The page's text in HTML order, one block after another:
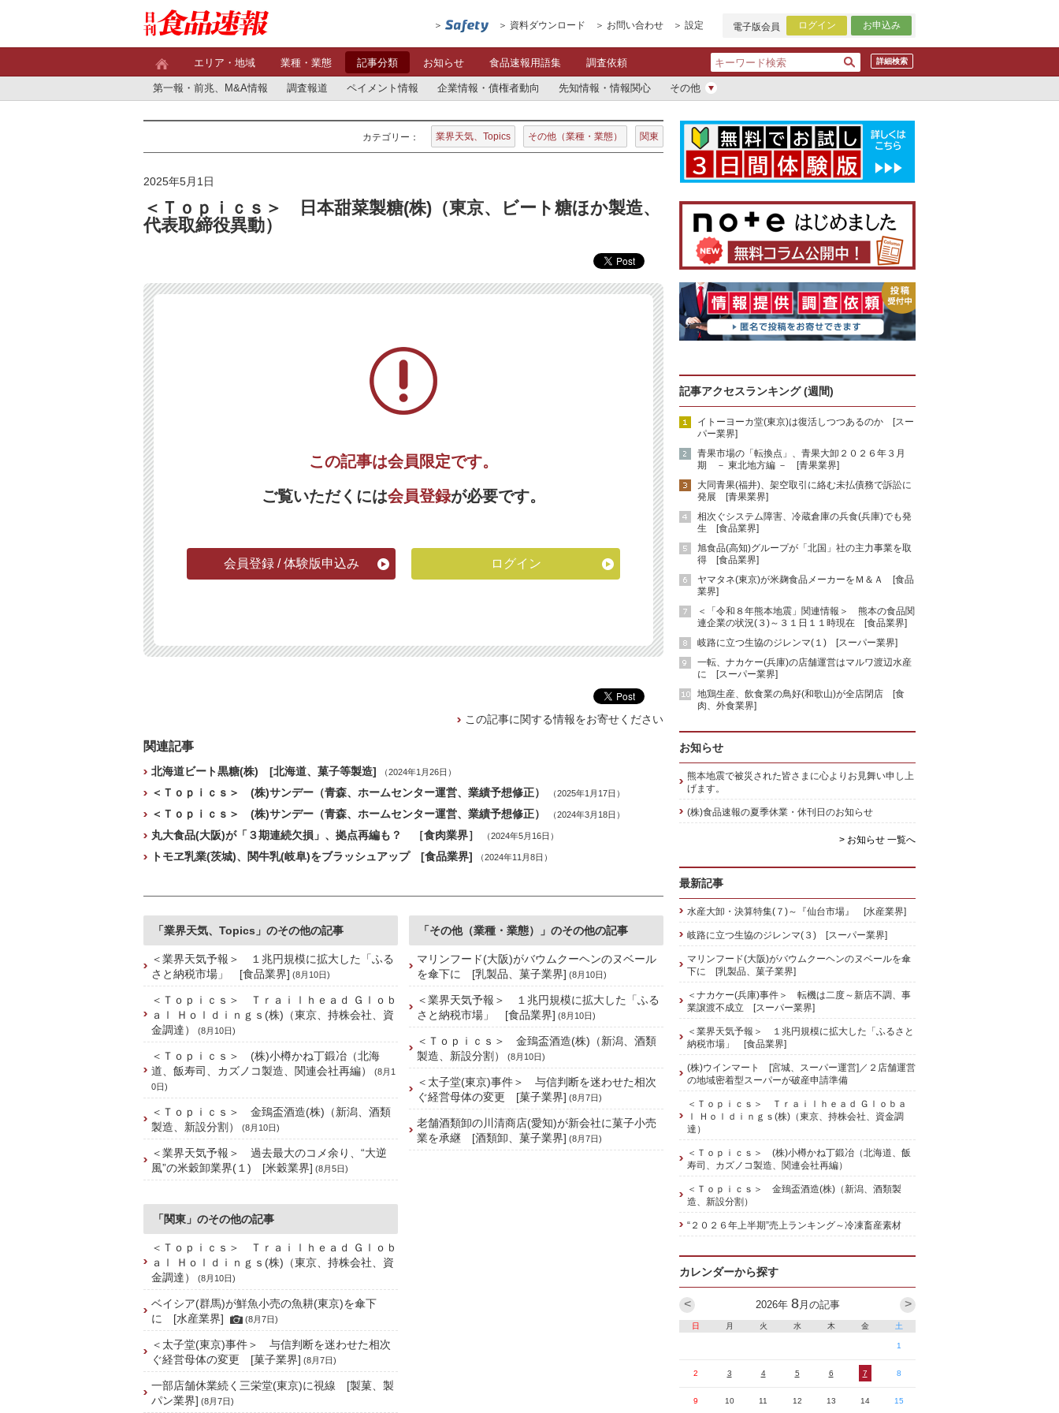
資料ダウンロード お問い合わせ 設定 電子版会員 ログイン お申込み
詳細検索
エリア・地域 業種・業態 記事分類 お知らせ 食品速報用語集 調査依頼
第一報・前兆、M&A情報 調査報道 ペイメント情報 企業情報・債権者動向 先知情報・情報関心 その他
カテゴリー： 業界天気、Topics その他（業種・業態） 関東
2025年5月1日
＜Ｔｏｐｉｃｓ＞ 日本甜菜製糖(株)（東京、ビート糖ほか製造、
代表取締役異動）
この記事は会員限定です。
ご覧いただくには会員登録が必要です。
会員登録 / 体験版申込み ログイン
この記事に関する情報をお寄せください
関連記事
北海道ビート黒糖(株) [北海道、菓子等製造] （2024年1月26日）
＜Ｔｏｐｉｃｓ＞ (株)サンデー（青森、ホームセンター運営、業績予想修正） （2025年1月17日）
＜Ｔｏｐｉｃｓ＞ (株)サンデー（青森、ホームセンター運営、業績予想修正） （2024年3月18日）
丸大食品(大阪)が「３期連続欠損」、拠点再編も？ ［食肉業界］ （2024年5月16日）
トモヱ乳業(茨城)、関牛乳(岐阜)をブラッシュアップ [食品業界] （2024年11月8日）
「業界天気、Topics」のその他の記事
＜業界天気予報＞ １兆円規模に拡大した「ふる
さと納税市場」 [食品業界] (8月10日)
＜Ｔｏｐｉｃｓ＞ Ｔｒａｉｌｈｅａｄ Ｇｌｏｂ
ａｌ Ｈｏｌｄｉｎｇｓ(株)（東京、持株会社、資
金調達）
(8月10日)
＜Ｔｏｐｉｃｓ＞ (株)小樽かね丁鍛冶（北海
道、飯寿司、カズノコ製造、関連会社再編）
(8月1
0日)
＜Ｔｏｐｉｃｓ＞ 金鵄盃酒造(株)（新潟、酒類
製造、新設分割）
(8月10日)
＜業界天気予報＞ 過去最大のコメ余り、“大逆
風”の米穀卸業界(１) [米穀業界] (8月5日)
「その他（業種・業態）」のその他の記事
マリンフード(大阪)がバウムクーヘンのヌベール
を傘下に [乳製品、菓子業界] (8月10日)
＜業界天気予報＞ １兆円規模に拡大した「ふる
さと納税市場」 [食品業界] (8月10日)
＜Ｔｏｐｉｃｓ＞ 金鵄盃酒造(株)（新潟、酒類
製造、新設分割）
(8月10日)
＜太子堂(東京)事件＞ 与信判断を迷わせた相次
ぐ経営母体の変更 [菓子業界] (8月7日)
老舗酒類卸の川清商店(愛知)が新会社に菓子小売
業を承継 [酒類卸、菓子業界] (8月7日)
「関東」のその他の記事
＜Ｔｏｐｉｃｓ＞ Ｔｒａｉｌｈｅａｄ Ｇｌｏｂ
ａｌ Ｈｏｌｄｉｎｇｓ(株)（東京、持株会社、資
金調達）
(8月10日)
ベイシア(群馬)が鮮魚小売の魚耕(東京)を傘下
に [水産業界]
(8月7日)
＜太子堂(東京)事件＞ 与信判断を迷わせた相次
ぐ経営母体の変更 [菓子業界] (8月7日)
一部店舗休業続く三栄堂(東京)に視線 [製菓、製
パン業界] (8月7日)
記事アクセスランキング (週間)
イトーヨーカ堂(東京)は復活しつつあるのか [スー
パー業界]
青果市場の「転換点」、青果大卸２０２６年３月
期 － 東北地方編 － [青果業界]
大同青果(福井)、架空取引に絡む未払債務で訴訟に
発展 [青果業界]
相次ぐシステム障害、冷蔵倉庫の兵食(兵庫)でも発
生 [食品業界]
旭食品(高知)グループが「北国」社の主力事業を取
得 [食品業界]
ヤマタネ(東京)が米麹食品メーカーをＭ＆Ａ [食品
業界]
＜「令和８年熊本地震」関連情報＞ 熊本の食品関
連企業の状況(３)～３１日１１時現在 [食品業界]
岐路に立つ生協のジレンマ(１) [スーパー業界]
一転、ナカケー(兵庫)の店舗運営はマルワ渡辺水産
に [スーパー業界]
地鶏生産、飲食業の鳥好(和歌山)が全店閉店 [食
肉、外食業界]
お知らせ
熊本地震で被災された皆さまに心よりお見舞い申し上
げます。
(株)食品速報の夏季休業・休刊日のお知らせ
> お知らせ 一覧へ
最新記事
水産大卸・決算特集(７)～『仙台市場』 [水産業界]
岐路に立つ生協のジレンマ(３) [スーパー業界]
マリンフード(大阪)がバウムクーヘンのヌベールを傘
下に [乳製品、菓子業界]
＜ナカケー(兵庫)事件＞ 転機は二度～新店不調、事
業譲渡不成立 [スーパー業界]
＜業界天気予報＞ １兆円規模に拡大した「ふるさと
納税市場」 [食品業界]
(株)ウインマート [宮城、スーパー運営]／２店舗運営
の地域密着型スーパーが破産申請準備
＜Ｔｏｐｉｃｓ＞ Ｔｒａｉｌｈｅａｄ Ｇｌｏｂａ
ｌ Ｈｏｌｄｉｎｇｓ(株)（東京、持株会社、資金調
達）
＜Ｔｏｐｉｃｓ＞ (株)小樽かね丁鍛冶（北海道、飯
寿司、カズノコ製造、関連会社再編）
＜Ｔｏｐｉｃｓ＞ 金鵄盃酒造(株)（新潟、酒類製
造、新設分割）
“２０２６年上半期”売上ランキング～冷凍畜産素材
カレンダーから探す
2026年 8月の記事 >
<
日 月 火 水 木 金 土
1
2 3 4 5 6 7 8
9 10 11 12 13 14 15